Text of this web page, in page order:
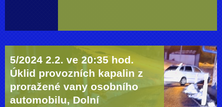
5/2024 2.2. ve 20:35 hod.
Úklid provozních kapalin z
proražené vany osobního
automobilu, Dolní